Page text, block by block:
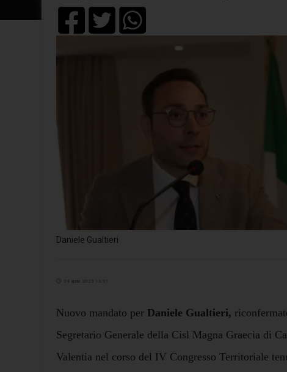
Daniele Gualtieri
24 aprile 2025 13:51
Nuovo mandato per Daniele Gualtieri,
Segretario Generale della Cisl Magna Graecia di
Valentia nel corso del IV Congresso Territoriale